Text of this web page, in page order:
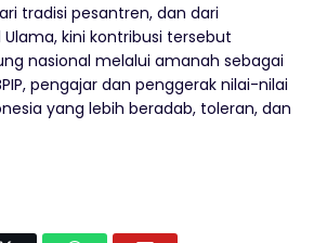
tradisi pesantren, dan dari
kini kontribusi tersebut
nasional melalui amanah sebagai
pengajar dan penggerak nilai-nilai
yang lebih beradab, toleran, dan